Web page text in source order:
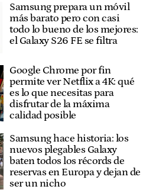
Samsung prepara un móvil
más barato pero con casi
todo lo bueno de los mejores:
el Galaxy S26 FE se filtra
Google Chrome por fin
permite ver Netflix a 4K: qué
es lo que necesitas para
disfrutar de la máxima
calidad posible
Samsung hace historia: los
nuevos plegables Galaxy
baten todos los récords de
reservas en Europa y dejan de
ser un nicho